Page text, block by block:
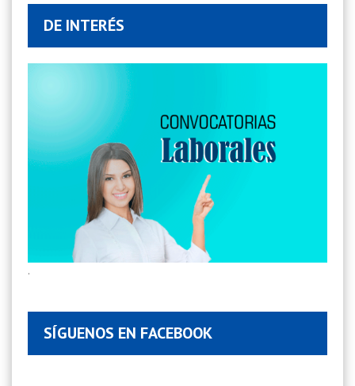
DE INTERÉS
.
SÍGUENOS EN FACEBOOK